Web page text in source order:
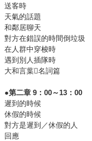
送客時
天氣的話題
和鄰居聊天
對方在錯誤的時間倒垃圾
在人群中穿梭時
遇到別人插隊時
大和言葉名詞篇
●第二章 9：00～13：00
遲到的時候
休假的時候
對方是遲到／休假的人
回應